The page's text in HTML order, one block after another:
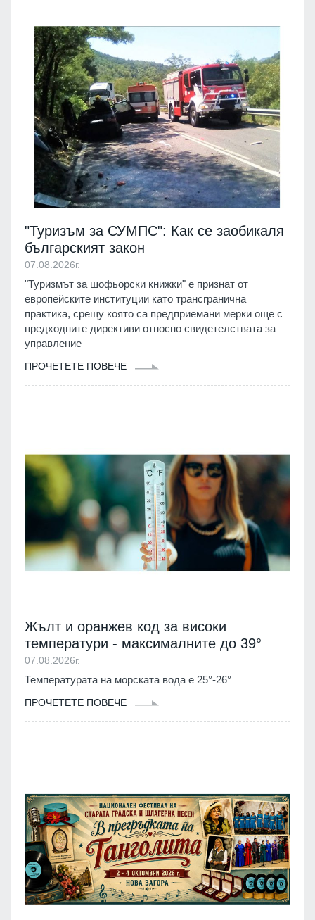
"Туризъм за СУМПС": Как се заобикаля
българският закон
07.08.2026г.
"Туризмът за шофьорски книжки" е признат от
европейските институции като трансгранична
практика, срещу която са предприемани мерки още с
предходните директиви относно свидетелствата за
управление
ПРОЧЕТЕТЕ ПОВЕЧЕ
Жълт и оранжев код за високи
температури - максималните до 39°
07.08.2026г.
Температурата на морската вода е 25°-26°
ПРОЧЕТЕТЕ ПОВЕЧЕ